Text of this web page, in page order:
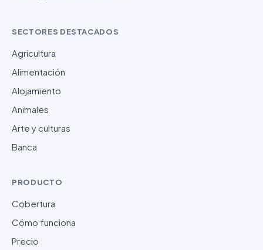
SECTORES DESTACADOS
Agricultura
Alimentación
Alojamiento
Animales
Arte y culturas
Banca
PRODUCTO
Cobertura
Cómo funciona
Precio